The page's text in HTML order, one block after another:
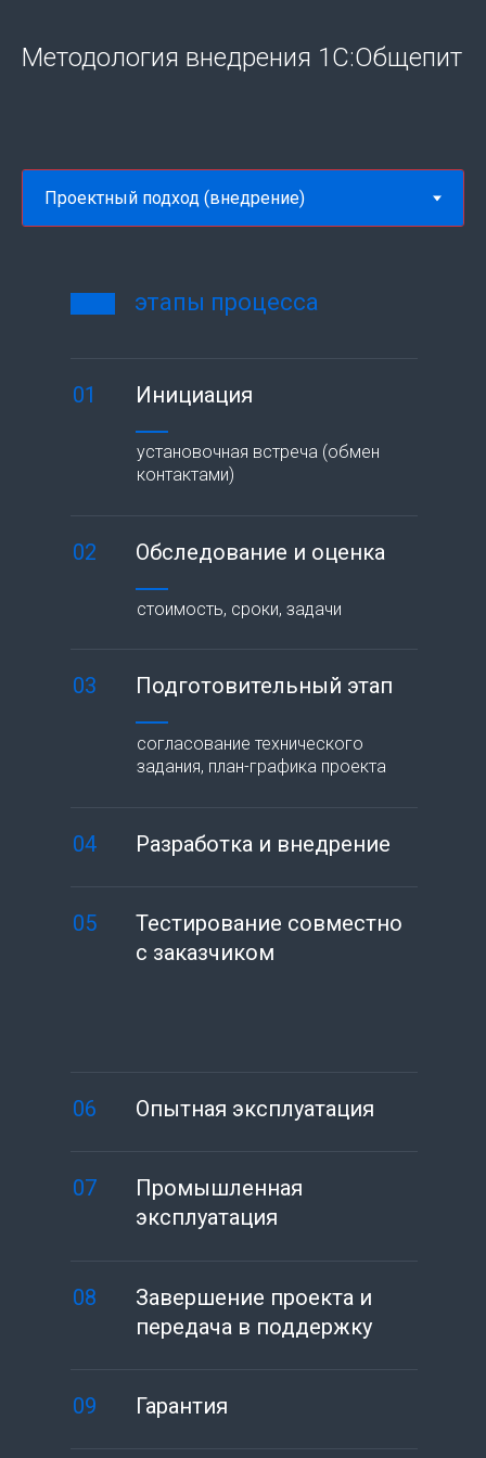
Методология внедрения 1С:Общепит
этапы процесса
01 Инициация
установочная встреча (обмен
контактами)
02 Обследование и оценка
стоимость, сроки, задачи
03 Подготовительный этап
согласование технического
задания, план-графика проекта
04 Разработка и внедрение
05
Тестирование совместно
с заказчиком
06 Опытная эксплуатация
07
Промышленная
эксплуатация
08
Завершение проекта и
передача в поддержку
09 Гарантия